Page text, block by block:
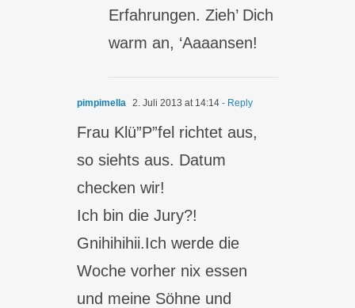
Erfahrungen. Zieh’ Dich
warm an, ‘Aaaansen!
pimpimella 2. Juli 2013 at 14:14 - Reply
Frau Klü”P”fel richtet aus,
so siehts aus. Datum
checken wir!
Ich bin die Jury?!
Gnihihihii.Ich werde die
Woche vorher nix essen
und meine Söhne und